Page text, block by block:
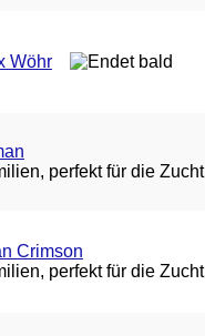
Wöhr
perfekt für die Zucht
Crimson
perfekt für die Zucht